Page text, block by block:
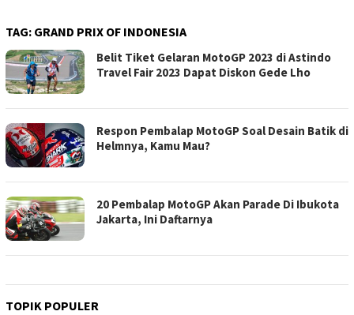
TAG: GRAND PRIX OF INDONESIA
Belit Tiket Gelaran MotoGP 2023 di Astindo
Travel Fair 2023 Dapat Diskon Gede Lho
Respon Pembalap MotoGP Soal Desain Batik di
Helmnya, Kamu Mau?
20 Pembalap MotoGP Akan Parade Di Ibukota
Jakarta, Ini Daftarnya
TOPIK POPULER